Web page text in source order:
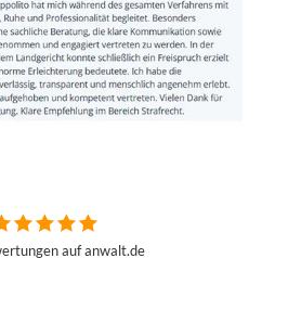
auf anwalt.de